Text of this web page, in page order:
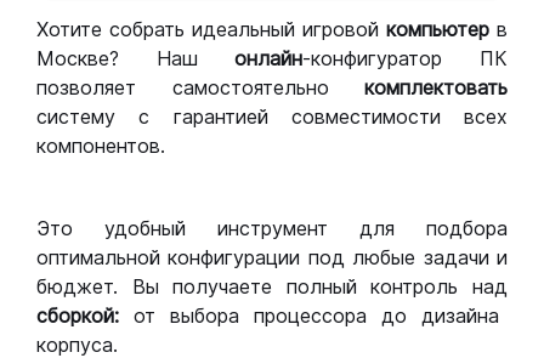
Хотите собрать идеальный игровой компьютер в
Москве? Нашонлайн-конфигуратор ПК
позволяет самостоятельно комплектовать
систему с гарантией совместимости всех
компонентов.
Это удобный инструмент для подбора
оптимальной конфигурации под любые задачи и
бюджет. Вы получаете полный контроль над
сборкой: от выбора процессора до дизайна
корпуса.